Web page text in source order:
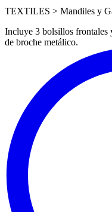
TEXTILES > Mandiles y
Incluye 3 bolsillos frontales
de broche metálico.